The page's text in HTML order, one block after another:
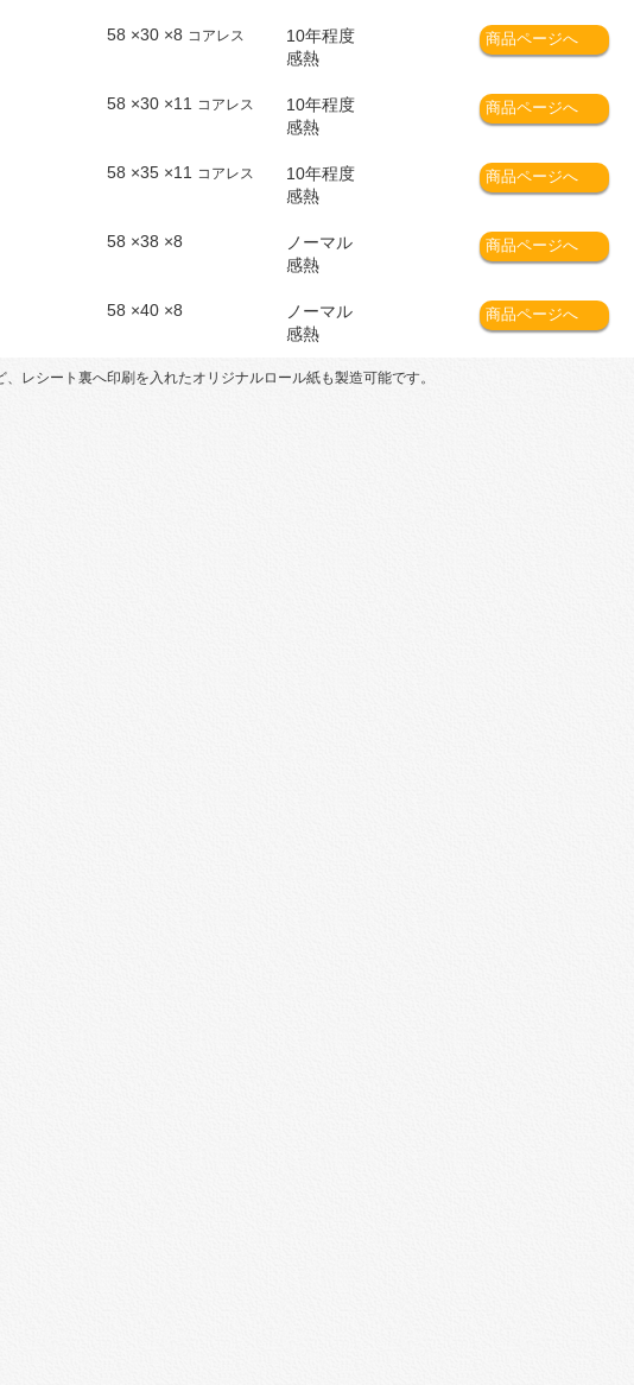
58 ×30 ×8 コアレス
10年程度
感熱
商品ページへ
58 ×30 ×11 コアレス
10年程度
感熱
商品ページへ
58 ×35 ×11 コアレス
10年程度
感熱
商品ページへ
58 ×38 ×8
ノーマル
感熱
商品ページへ
58 ×40 ×8
ノーマル
感熱
商品ページへ
レシート裏へ印刷を入れたオリジナルロール紙も製造可能です。